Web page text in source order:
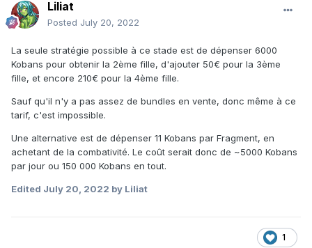
Liliat
Posted July 20, 2022
La seule stratégie possible à ce stade est de dépenser 6000
Kobans pour obtenir la 2ème fille, d'ajouter 50€ pour la 3ème
fille, et encore 210€ pour la 4ème fille.
Sauf qu'il n'y a pas assez de bundles en vente, donc même à ce
tarif, c'est impossible.
Une alternative est de dépenser 11 Kobans par Fragment, en
achetant de la combativité. Le coût serait donc de ~5000 Kobans
par jour ou 150 000 Kobans en tout.
Edited July 20, 2022 by Liliat
1